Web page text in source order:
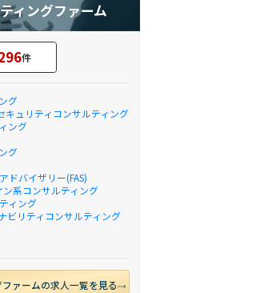
ィングファーム
件
グ
キュリティコンサルティング
ング
グ
ドバイザリー(FAS)
系コンサルティング
ィング
ビリティコンサルティング
ァームの求人一覧を見る